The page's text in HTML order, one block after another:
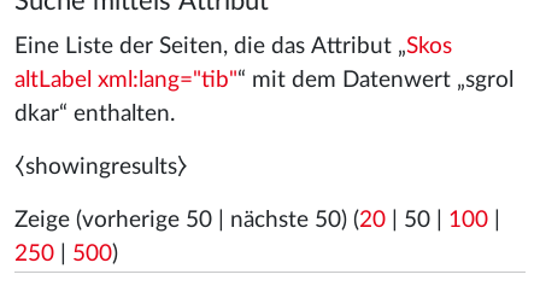
Eine Liste der Seiten, die das Attribut „Skos
altLabel xml:lang="tib"“ mit dem Datenwert „sgrol
dkar“ enthalten.
⧼showingresults⧽
Zeige (vorherige 50 nächste 50) (20 50 100
250
500)